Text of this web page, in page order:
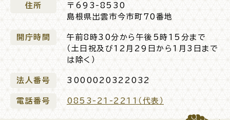
住所
〒693-8530
島根県出雲市今市町70番地
開庁時間
午前8時30分から午後5時15分まで
（土日祝及び12月29日から1月3日まで
は除く）
法人番号 3000020322032
電話番号 0853-21-2211（代表）